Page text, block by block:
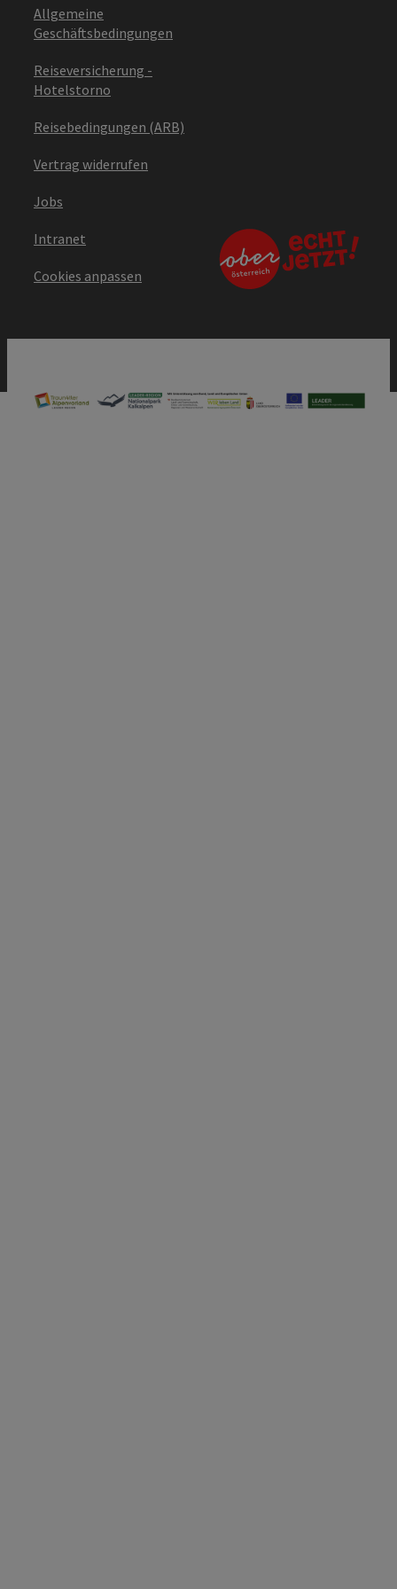
Allgemeine
Geschäftsbedingungen
Reiseversicherung -
Hotelstorno
Reisebedingungen (ARB)
Vertrag widerrufen
Jobs
Intranet
Cookies anpassen